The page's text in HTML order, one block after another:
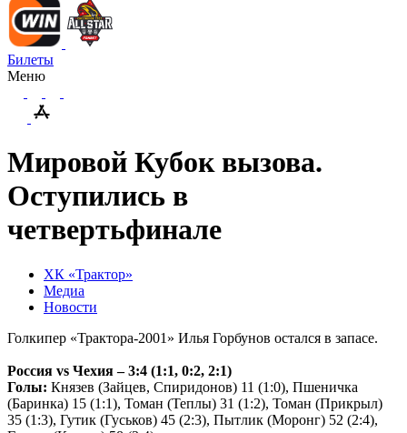
Билеты
Меню
Мировой Кубок вызова.
Оступились в
четвертьфинале
ХК «Трактор»
Медиа
Новости
Голкипер «Трактора-2001» Илья Горбунов остался в запасе.
Россия vs Чехия – 3:4 (1:1, 0:2, 2:1)
Голы: Князев (Зайцев, Спиридонов) 11 (1:0), Пшеничка
(Баринка) 15 (1:1), Томан (Теплы) 31 (1:2), Томан (Прикрыл)
35 (1:3), Гутик (Гуськов) 45 (2:3), Пытлик (Моронг) 52 (2:4),